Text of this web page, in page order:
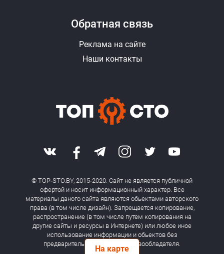
На карте
Обратная связь
Реклама на сайте
Наши контакты
© TOP-STO.BY, 2015-2020. Сайт не является публичной
офертой и носит информационный характер. Все
материалы даного сайта являются обьектами авторского
права (в том числе дизайн). Запрещается копирование,
распространение (в том числе путем копирования на
другие сайты и ресурсы в Интернете) или любое иное
использование информации и обьектов без
предварительного согласия правообладателя.